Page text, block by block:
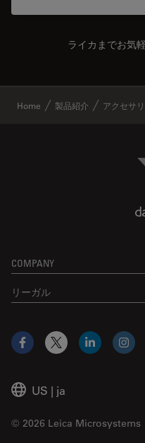
ライカまでお気
Home 製品紹介 アクセサ
COMPANY
リーガル
US | ja
© 2026 Leica Microsystems
Facebook
X LinkedIn